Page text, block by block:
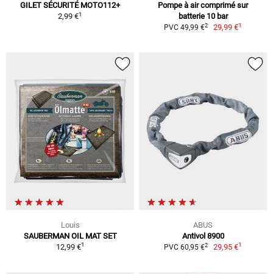
GILET SÉCURITÉ MOTO112+
2,99 €1
Pompe à air comprimé sur
batterie 10 bar
PVC 49,99 €2 29,99 €1
Louis
SAUBERMAN OIL MAT SET
12,99 €1
ABUS
Antivol 8900
PVC 60,95 €2 29,95 €1